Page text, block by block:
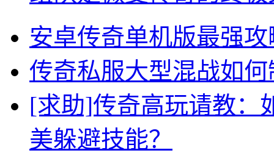
安卓传奇单机版最强
传奇私服大型混战如
[求助]传奇高玩请教：
美躲避技能？